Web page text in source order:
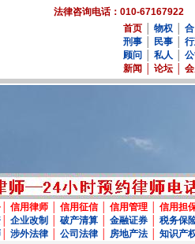
法律咨询电话：010-67167922
首页
物权
刑事
民事
顾问
私人
新闻
论坛
信用律师 信用征信 信用管理
信用担
企业改制 破产清算 金融证券
税务保
涉外法律 公司法律 房地产法
知识产